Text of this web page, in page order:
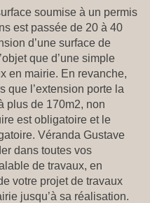
soumise à un permis
est passée de 20 à 40
d’une surface de
que d’une simple
en mairie. En revanche,
que l’extension porte la
plus de 170m2, non
est obligatoire et le
Véranda Gustave
dans toutes vos
de travaux, en
votre projet de travaux
jusqu’à sa réalisation.